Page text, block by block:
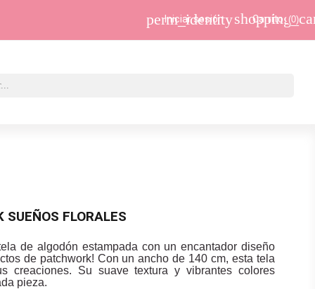
perm_identity
Iniciar sesión Carrito (0)
SUEÑOS FLORALES
de algodón estampada con un encantador diseño
de patchwork! Con un ancho de 140 cm, esta tela
creaciones. Su suave textura y vibrantes colores
pieza.